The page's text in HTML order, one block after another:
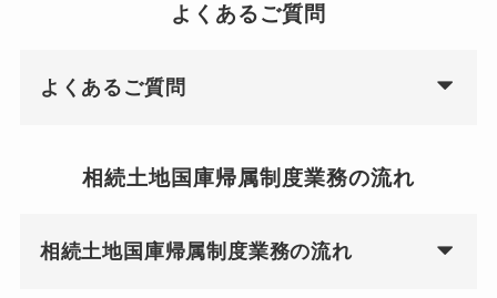
よくあるご質問
よくあるご質問
相続土地国庫帰属制度業務の流れ
相続土地国庫帰属制度業務の流れ